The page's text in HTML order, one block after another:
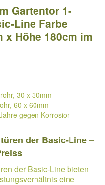
Gartentor 1-
Line Farbe
x Höhe 180cm im
30 x 30mm
60 x 60mm
gegen Korrosion
der Basic-Line –
der Basic-Line bieten
eine